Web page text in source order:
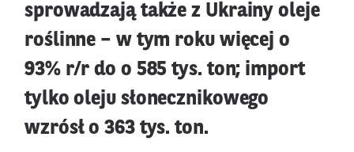
sprowadzają także z Ukrainy oleje
roślinne – w tym roku więcej o
93% r/r do o 585 tys. ton; import
tylko oleju słonecznikowego
wzrósł o 363 tys. ton.